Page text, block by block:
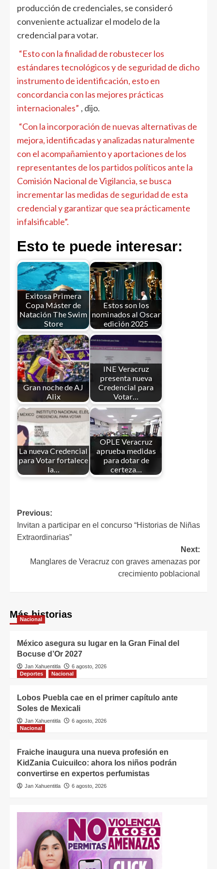
producción de credenciales, se consideró
conveniente actualizar el modelo de la
credencial para votar.
“Esto con la finalidad de robustecer los
estándares tecnológicos y de seguridad de dicho
instrumento de identificación, esto en
concordancia con las mejores prácticas
internacionales” , dijo.
“Con la incorporación de nuevas alternativas de
mejora, identificadas y analizadas naturalmente
con el acompañamiento y aportaciones de los
representantes de los partidos políticos ante la
Comisión Nacional de Vigilancia, se busca
incrementar las medidas de seguridad de esta
credencial y garantizar que sea prácticamente
infalsificable”.
Esto te puede interesar:
Exitosa Primera
Copa Máster de
Natación The Swim
Store
Estos son los
nominados al Oscar
edición 2025
Gran noche de AJ
Alix
INE Veracruz
presenta nueva
Credencial para
Votar…
La nueva Credencial
para Votar fortalece
la…
OPLE Veracruz
aprueba medidas
para dotar de
certeza…
Previous:
Invitan a participar en el concurso “Historias de Niñas
Extraordinarias”
Next:
Manglares de Veracruz con graves amenazas por
crecimiento poblacional
Más historias
Nacional
México asegura su lugar en la Gran Final del
Bocuse d’Or 2027
Jan Xahuentitla
6 agosto, 2026
Deportes
Nacional
Lobos Puebla cae en el primer capítulo ante
Soles de Mexicali
Jan Xahuentitla
6 agosto, 2026
Nacional
Fraiche inaugura una nueva profesión en
KidZania Cuicuilco: ahora los niños podrán
convertirse en expertos perfumistas
Jan Xahuentitla 6 agosto, 2026